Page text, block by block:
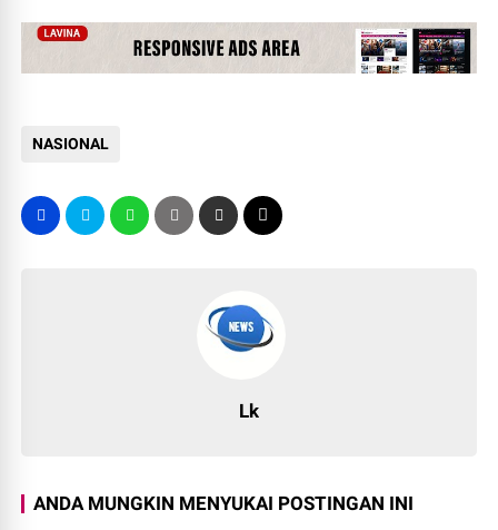
NASIONAL
Lk
ANDA MUNGKIN MENYUKAI POSTINGAN INI